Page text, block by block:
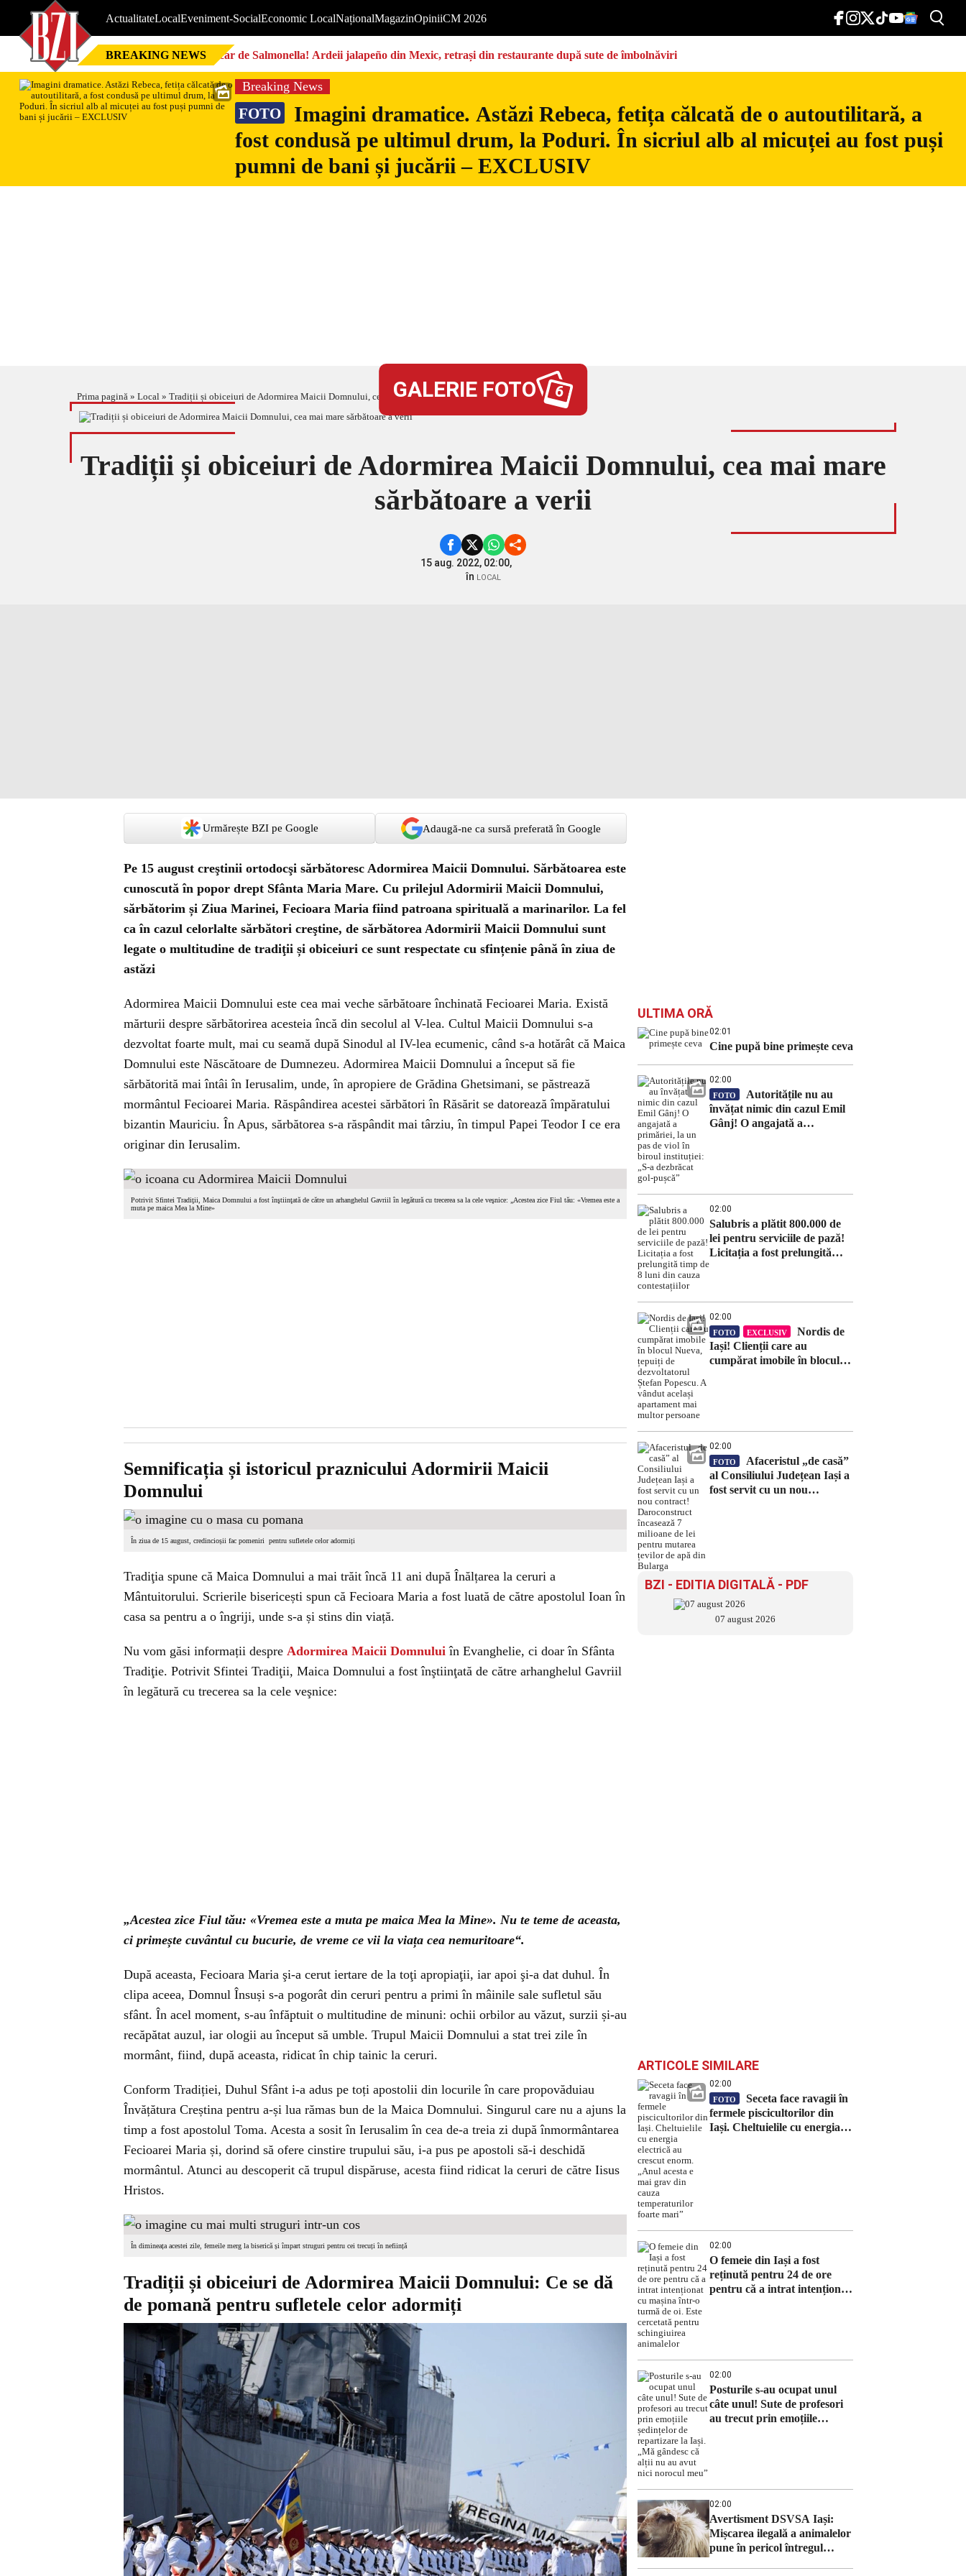
ActualitateLocalEveniment-SocialEconomic LocalNaționalMagazinOpiniiCM 2026
BREAKING NEWS Focar de Salmonella! Ardeii jalapeño din Mexic, retrași din restaurante după sute de îmbolnăviri
Breaking News
FOTO
Imagini dramatice. Astăzi Rebeca, fetița călcată de o autoutilitară, a
fost condusă pe ultimul drum, la Poduri. În sicriul alb al micuței au fost puși
pumni de bani și jucării – EXCLUSIV
Prima pagină » Local » Tradiții și obiceiuri de Adormirea Maicii Domnului, cea mai mare sărbătoare a verii
GALERIE FOTO 6
Tradiții și obiceiuri de Adormirea Maicii Domnului, cea mai mare
sărbătoare a verii
15 aug. 2022, 02:00,
în LOCAL
Urmărește BZI pe Google Adaugă-ne ca sursă preferată în Google
Pe 15 august creştinii ortodocşi sărbătoresc Adormirea Maicii Domnului. Sărbătoarea este
cunoscută în popor drept Sfânta Maria Mare. Cu prilejul Adormirii Maicii Domnului,
sărbătorim și Ziua Marinei, Fecioara Maria fiind patroana spirituală a marinarilor. La fel
ca în cazul celorlalte sărbători creştine, de sărbătorea Adormirii Maicii Domnului sunt
legate o multitudine de tradiţii și obiceiuri ce sunt respectate cu sfințenie până în ziua de
astăzi
Adormirea Maicii Domnului este cea mai veche sărbătoare închinată Fecioarei Maria. Există
mărturii despre sărbătorirea acesteia încă din secolul al V-lea. Cultul Maicii Domnului s-a
dezvoltat foarte mult, mai cu seamă după Sinodul al IV-lea ecumenic, când s-a hotărât că Maica
Domnului este Născătoare de Dumnezeu. Adormirea Maicii Domnului a început să fie
sărbătorită mai întâi în Ierusalim, unde, în apropiere de Grădina Ghetsimani, se păstrează
mormântul Fecioarei Maria. Răspândirea acestei sărbători în Răsărit se datorează împăratului
bizantin Mauriciu. În Apus, sărbătorea s-a răspândit mai târziu, în timpul Papei Teodor I ce era
originar din Ierusalim.
Potrivit Sfintei Tradiţii, Maica Domnului a fost înştiinţată de către un arhanghelul Gavriil în legătură cu trecerea sa la cele veşnice: „Acestea zice Fiul tău: «Vremea este a
muta pe maica Mea la Mine»
Semnificația și istoricul praznicului Adormirii Maicii
Domnului
În ziua de 15 august, credincioșii fac pomeniri pentru sufletele celor adormiți
Tradiţia spune că Maica Domnului a mai trăit încă 11 ani după Înălțarea la ceruri a
Mântuitorului. Scrierile bisericești spun că Fecioara Maria a fost luată de către apostolul Ioan în
casa sa pentru a o îngriji, unde s-a și stins din viață.
Nu vom găsi informații despre Adormirea Maicii Domnului în Evanghelie, ci doar în Sfânta
Tradiţie. Potrivit Sfintei Tradiţii, Maica Domnului a fost înştiinţată de către arhanghelul Gavriil
în legătură cu trecerea sa la cele veşnice:
„Acestea zice Fiul tău: «Vremea este a muta pe maica Mea la Mine». Nu te teme de aceasta,
ci primește cuvântul cu bucurie, de vreme ce vii la viața cea nemuritoare“.
După aceasta, Fecioara Maria şi-a cerut iertare de la toţi apropiaţii, iar apoi şi-a dat duhul. În
clipa aceea, Domnul Însuși s-a pogorât din ceruri pentru a primi în mâinile sale sufletul său
sfânt. În acel moment, s-au înfăptuit o multitudine de minuni: ochii orbilor au văzut, surzii și-au
recăpătat auzul, iar ologii au început să umble. Trupul Maicii Domnului a stat trei zile în
mormânt, fiind, după aceasta, ridicat în chip tainic la ceruri.
Conform Tradiției, Duhul Sfânt i-a adus pe toți apostolii din locurile în care propovăduiau
Învățătura Creștina pentru a-și lua rămas bun de la Maica Domnului. Singurul care nu a ajuns la
timp a fost apostolul Toma. Acesta a sosit în Ierusalim în cea de-a treia zi după înmormântarea
Fecioarei Maria și, dorind să ofere cinstire trupului său, i-a pus pe apostoli să-i deschidă
mormântul. Atunci au descoperit că trupul dispăruse, acesta fiind ridicat la ceruri de către Iisus
Hristos.
În dimineața acestei zile, femeile merg la biserică și împart struguri pentru cei trecuți în neființă
Tradiții și obiceiuri de Adormirea Maicii Domnului: Ce se dă
de pomană pentru sufletele celor adormiți
ULTIMA ORĂ
02:01
Cine pupă bine primește ceva
02:00
FOTO
Autoritățile nu au
învățat nimic din cazul Emil
Gânj! O angajată a
02:00
Salubris a plătit 800.000 de
lei pentru serviciile de pază!
Licitația a fost prelungită
02:00
FOTO EXCLUSIV
Nordis de
Iași! Clienții care au
cumpărat imobile în blocul
02:00
FOTO
Afaceristul „de casă”
al Consiliului Județean Iași a
fost servit cu un nou
BZI - EDITIA DIGITALĂ - PDF
07 august 2026
ARTICOLE SIMILARE
02:00
FOTO
Seceta face ravagii în
fermele piscicultorilor din
Iași. Cheltuielile cu energia
02:00
O femeie din Iași a fost
reținută pentru 24 de ore
pentru că a intrat intenționat
02:00
Posturile s-au ocupat unul
câte unul! Sute de profesori
au trecut prin emoțiile
02:00
Avertisment DSVSA Iași:
Mișcarea ilegală a animalelor
pune în pericol întregul